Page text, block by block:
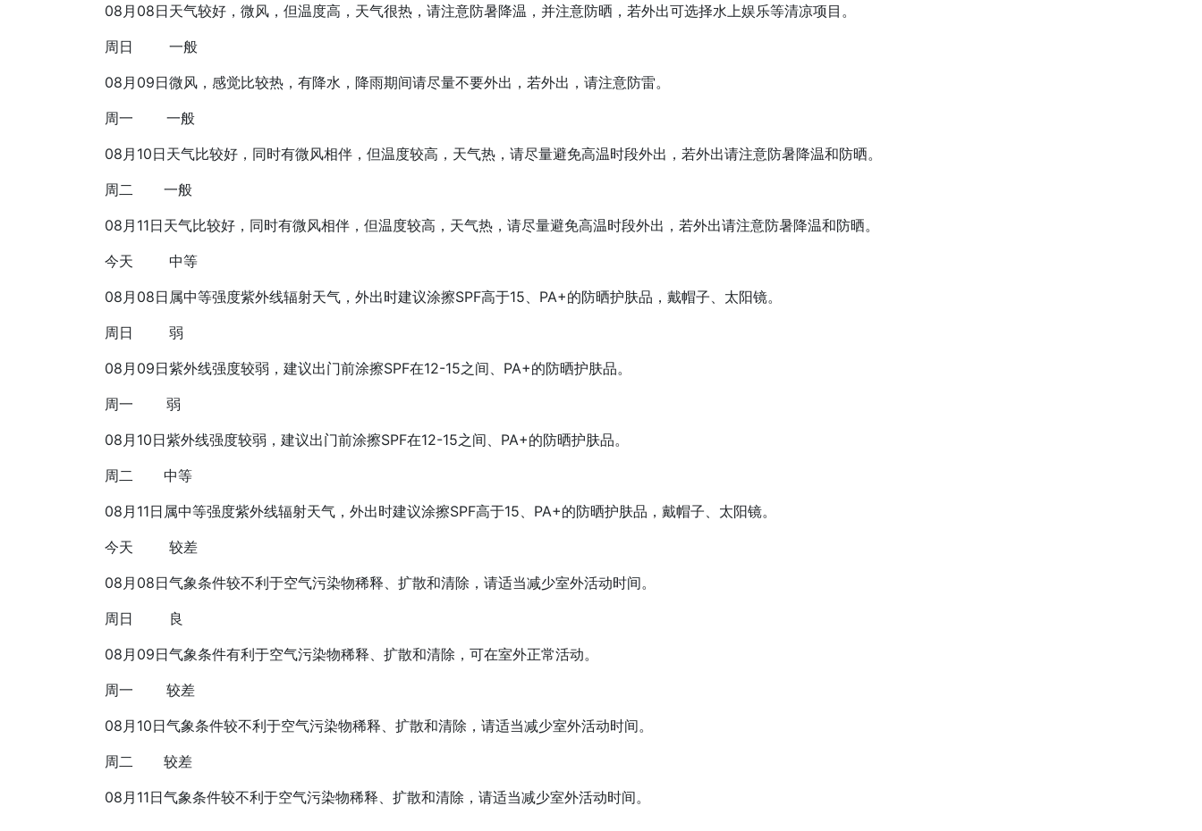
08月08日天气较好，微风，但温度高，天气很热，请注意防暑降温，并注意防晒，若外出可选择水上娱乐等清凉项目。
周日
08月09日
一般
微风，感觉比较热，有降水，降雨期间请尽量不要外出，若外出，请注意防雷。
周一
08月10日
一般
天气比较好，同时有微风相伴，但温度较高，天气热，请尽量避免高温时段外出，若外出请注意防暑降温和防晒。
周二
08月11日
一般
天气比较好，同时有微风相伴，但温度较高，天气热，请尽量避免高温时段外出，若外出请注意防暑降温和防晒。
今天
08月08日
中等
属中等强度紫外线辐射天气，外出时建议涂擦SPF高于15、PA+的防晒护肤品，戴帽子、太阳镜。
周日
08月09日
弱
紫外线强度较弱，建议出门前涂擦SPF在12-15之间、PA+的防晒护肤品。
周一
08月10日
弱
紫外线强度较弱，建议出门前涂擦SPF在12-15之间、PA+的防晒护肤品。
周二
08月11日
中等
属中等强度紫外线辐射天气，外出时建议涂擦SPF高于15、PA+的防晒护肤品，戴帽子、太阳镜。
今天
08月08日
较差
气象条件较不利于空气污染物稀释、扩散和清除，请适当减少室外活动时间。
周日
08月09日
良
气象条件有利于空气污染物稀释、扩散和清除，可在室外正常活动。
周一
08月10日
较差
气象条件较不利于空气污染物稀释、扩散和清除，请适当减少室外活动时间。
周二
08月11日
较差
气象条件较不利于空气污染物稀释、扩散和清除，请适当减少室外活动时间。